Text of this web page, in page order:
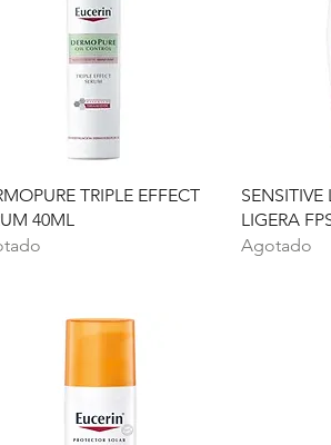
Vista rápida
TRIPLE EFFECT
40ML
LIGERA
Agotado